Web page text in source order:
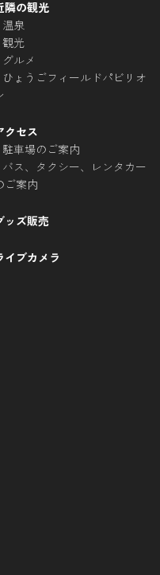
隣の観光
温泉
観光
グルメ
ひょうごフィールドパビリオ
クセス
駐車場のご案内
バス、タクシー、レンタカー
ご案内
ッズ販売
イブカメラ